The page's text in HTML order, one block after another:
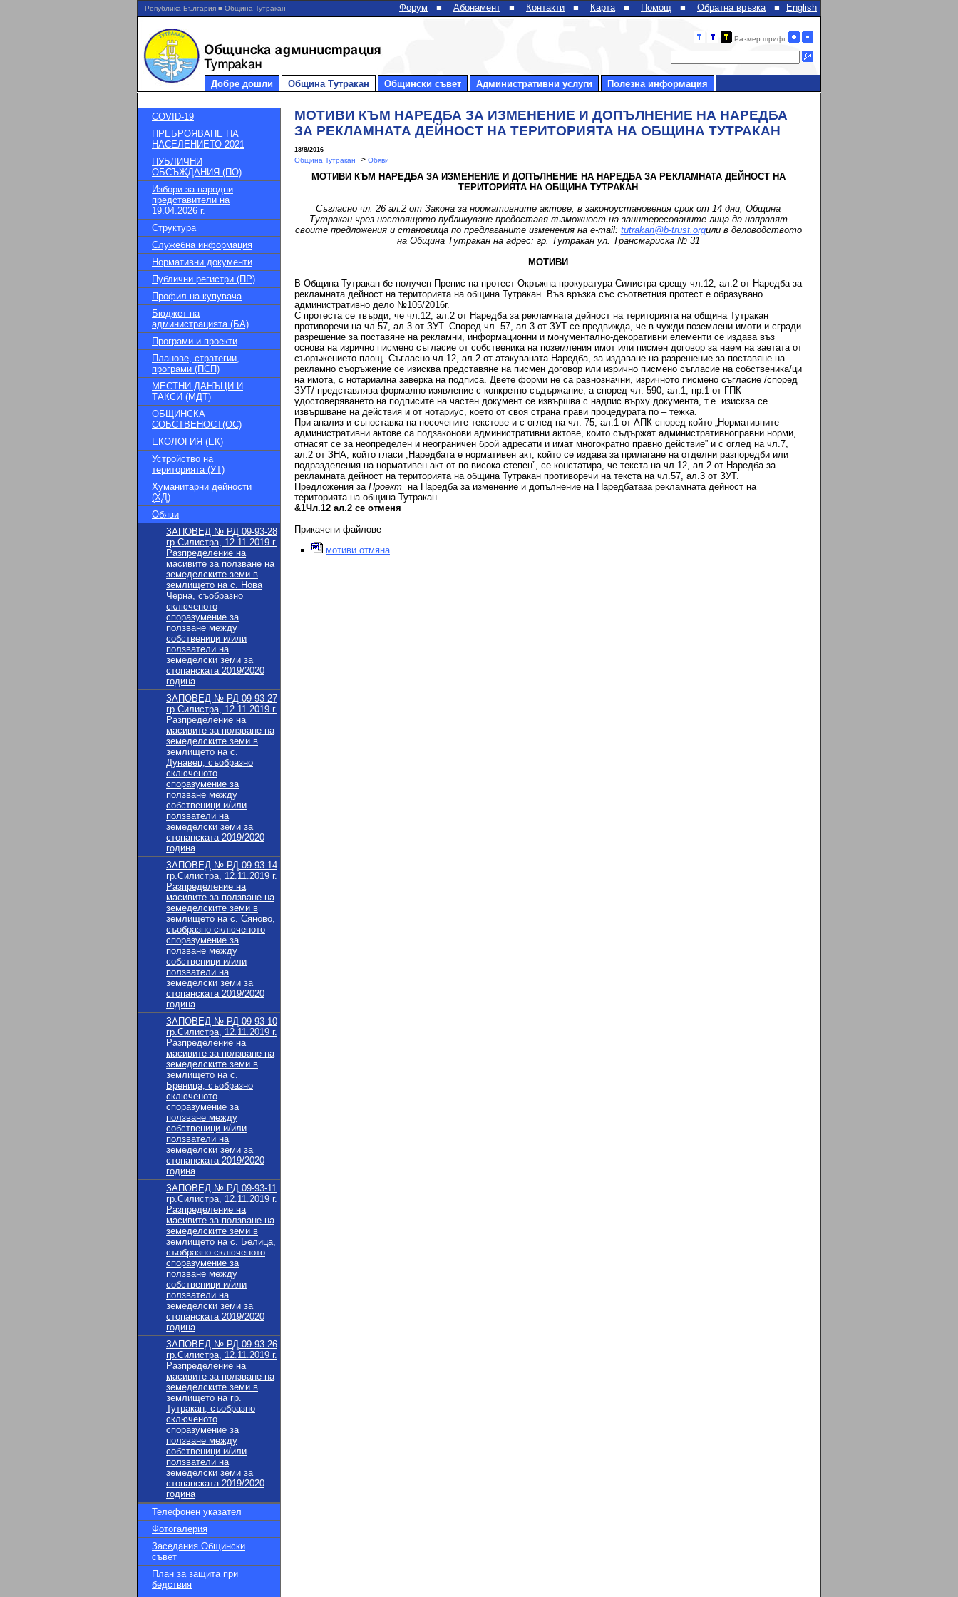
Република България ■ Община Тутракан English
Форум ■ Абонамент ■ Контакти ■ Карта ■ Помощ ■ Обратна връзка ■
Размер шрифт
Добре дошли Община Тутракан Общински съвет Административни услуги Полезна информация
COVID-19
ПРЕБРОЯВАНЕ НА
НАСЕЛЕНИЕТО 2021
ПУБЛИЧНИ
ОБСЪЖДАНИЯ (ПО)
Избори за народни
представители на
19.04.2026 г.
Структура
Служебна информация
Нормативни документи
Публични регистри (ПР)
Профил на купувача
Бюджет на
администрацията (БА)
Програми и проекти
Планове, стратегии,
програми (ПСП)
МЕСТНИ ДАНЪЦИ И
ТАКСИ (МДТ)
ОБЩИНСКА
СОБСТВЕНОСТ(ОС)
ЕКОЛОГИЯ (ЕК)
Устройство на
територията (УТ)
Хуманитарни дейности
(ХД)
Обяви
ЗАПОВЕД № РД 09-93-28
гр.Силистра, 12.11.2019 г.
Разпределение на
масивите за ползване на
земеделските земи в
землището на с. Нова
Черна, съобразно
сключеното
споразумение за
ползване между
собственици и/или
ползватели на
земеделски земи за
стопанската 2019/2020
година
ЗАПОВЕД № РД 09-93-27
гр.Силистра, 12.11.2019 г.
Разпределение на
масивите за ползване на
земеделските земи в
землището на с.
Дунавец, съобразно
сключеното
споразумение за
ползване между
собственици и/или
ползватели на
земеделски земи за
стопанската 2019/2020
година
ЗАПОВЕД № РД 09-93-14
гр.Силистра, 12.11.2019 г.
Разпределение на
масивите за ползване на
земеделските земи в
землището на с. Сяново,
съобразно сключеното
споразумение за
ползване между
собственици и/или
ползватели на
земеделски земи за
стопанската 2019/2020
година
ЗАПОВЕД № РД 09-93-10
гр.Силистра, 12.11.2019 г.
Разпределение на
масивите за ползване на
земеделските земи в
землището на с.
Бреница, съобразно
сключеното
споразумение за
ползване между
собственици и/или
ползватели на
земеделски земи за
стопанската 2019/2020
година
ЗАПОВЕД № РД 09-93-11
гр.Силистра, 12.11.2019 г.
Разпределение на
масивите за ползване на
земеделските земи в
землището на с. Белица,
съобразно сключеното
споразумение за
ползване между
собственици и/или
ползватели на
земеделски земи за
стопанската 2019/2020
година
ЗАПОВЕД № РД 09-93-26
гр.Силистра, 12.11.2019 г.
Разпределение на
масивите за ползване на
земеделските земи в
землището на гр.
Тутракан, съобразно
сключеното
споразумение за
ползване между
собственици и/или
ползватели на
земеделски земи за
стопанската 2019/2020
година
Телефонен указател
Фотогалерия
Заседания Общински
съвет
План за защита при
бедствия
МОТИВИ КЪМ НАРЕДБА ЗА ИЗМЕНЕНИЕ И ДОПЪЛНЕНИЕ НА НАРЕДБА
ЗА РЕКЛАМНАТА ДЕЙНОСТ НА ТЕРИТОРИЯТА НА ОБЩИНА ТУТРАКАН
18/8/2016
Община Тутракан -> Обяви
МОТИВИ КЪМ НАРЕДБА ЗА ИЗМЕНЕНИЕ И ДОПЪЛНЕНИЕ НА НАРЕДБА ЗА РЕКЛАМНАТА ДЕЙНОСТ НА
ТЕРИТОРИЯТА НА ОБЩИНА ТУТРАКАН
Съгласно чл. 26 ал.2 от Закона за нормативните актове, в законоустановения срок от 14 дни, Община
Тутракан чрез настоящото публикуване предоставя възможност на заинтересованите лица да направят
своите предложения и становища по предлаганите изменения на e-mail: tutrakan@b-trust.orgили в деловодството
на Община Тутракан на адрес: гр. Тутракан ул. Трансмариска № 31
МОТИВИ
В Община Тутракан бе получен Препис на протест Окръжна прокуратура Силистра срещу чл.12, ал.2 от Наредба за
рекламната дейност на територията на община Тутракан. Във връзка със съответния протест е образувано
административно дело №105/2016г.
С протеста се твърди, че чл.12, ал.2 от Наредба за рекламната дейност на територията на община Тутракан
противоречи на чл.57, ал.3 от ЗУТ. Според чл. 57, ал.3 от ЗУТ се предвижда, че в чужди поземлени имоти и сгради
разрешение за поставяне на рекламни, информационни и монументално-декоративни елементи се издава въз
основа на изрично писмено съгласие от собственика на поземления имот или писмен договор за наем на заетата от
съоръжението площ. Съгласно чл.12, ал.2 от атакуваната Наредба, за издаване на разрешение за поставяне на
рекламно съоръжение се изисква представяне на писмен договор или изрично писмено съгласие на собственика/ци
на имота, с нотариална заверка на подписа. Двете форми не са равнозначни, изричното писмено съгласие /според
ЗУТ/ представлява формално изявление с конкретно съдържание, а според чл. 590, ал.1, пр.1 от ГПК
удостоверяването на подписите на частен документ се извършва с надпис върху документа, т.е. изисква се
извършване на действия и от нотариус, което от своя страна прави процедурата по – тежка.
При анализ и съпоставка на посочените текстове и с оглед на чл. 75, ал.1 от АПК според който „Нормативните
административни актове са подзаконови административни актове, които съдържат административноправни норми,
отнасят се за неопределен и неограничен брой адресати и имат многократно правно действие” и с оглед на чл.7,
ал.2 от ЗНА, който гласи „Наредбата е нормативен акт, който се издава за прилагане на отделни разпоредби или
подразделения на нормативен акт от по-висока степен”, се констатира, че текста на чл.12, ал.2 от Наредба за
рекламната дейност на територията на община Тутракан противоречи на текста на чл.57, ал.3 от ЗУТ.
Предложения за Проект на Наредба за изменение и допълнение на Наредбатаза рекламната дейност на
територията на община Тутракан
&1Чл.12 ал.2 се отменя
Прикачени файлове
мотиви отмяна